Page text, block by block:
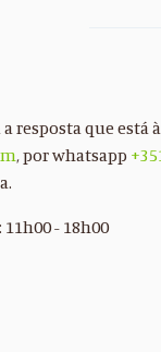
a resposta que
, por whatsapp
11h00 - 18h00